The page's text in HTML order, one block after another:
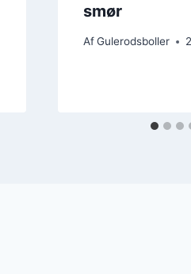
smør
Af Gulerodsboller